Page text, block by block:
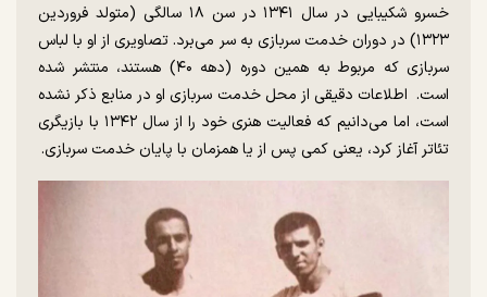
خسرو شکیبایی در سال ۱۳۴۱ در سن ۱۸ سالگی (متولد فروردین
۱۳۲۳) در دوران خدمت سربازی به سر می‌برد. تصاویری از او با لباس
سربازی که مربوط به همین دوره (دهه ۴۰) هستند، منتشر شده
است. اطلاعات دقیقی از محل خدمت سربازی او در منابع ذکر نشده
است، اما می‌دانیم که فعالیت هنری خود را از سال ۱۳۴۲ با بازیگری
تئاتر آغاز کرد، یعنی کمی پس از یا همزمان با پایان خدمت سربازی.